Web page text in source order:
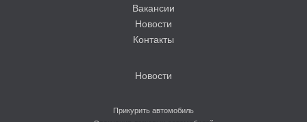
Вакансии
Новости
Контакты
Новости
Прикурить автомобиль